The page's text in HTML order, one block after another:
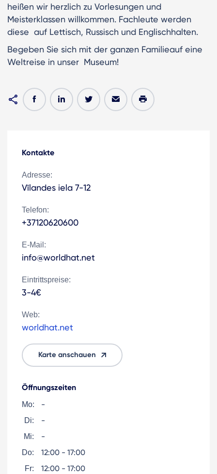
heißen wir herzlich zu Vorlesungen und
Meisterklassen willkommen. Fachleute werden
diese auf Lettisch, Russisch und Englischhalten.
Begeben Sie sich mit der ganzen Familieauf eine
Weltreise in unser Museum!
Kontakte
Adresse:
Vīlandes iela 7-12
Telefon:
+37120620600
E-Mail:
info@worldhat.net
Eintrittspreise:
3-4€
Web:
worldhat.net
Karte anschauen
Öffnungszeiten
Mo: -
Di: -
Mi: -
Do: 12:00 - 17:00
Fr: 12:00 - 17:00